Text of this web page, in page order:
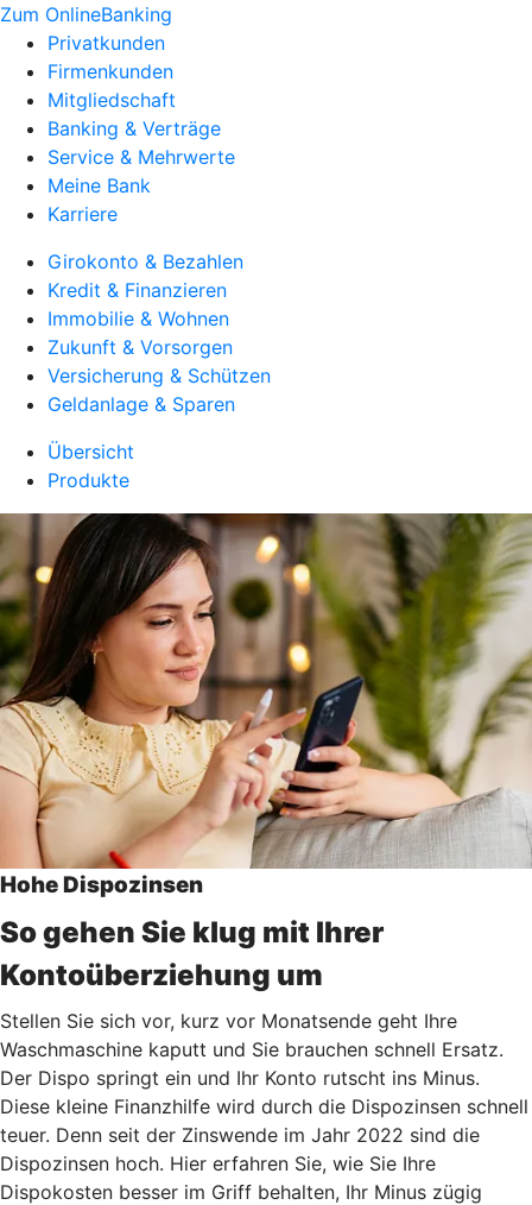
Zum OnlineBanking
Privatkunden
Firmenkunden
Mitgliedschaft
Banking & Verträge
Service & Mehrwerte
Meine Bank
Karriere
Girokonto & Bezahlen
Kredit & Finanzieren
Immobilie & Wohnen
Zukunft & Vorsorgen
Versicherung & Schützen
Geldanlage & Sparen
Übersicht
Produkte
Hohe Dispozinsen
So gehen Sie klug mit Ihrer
Kontoüberziehung um
Stellen Sie sich vor, kurz vor Monatsende geht Ihre
Waschmaschine kaputt und Sie brauchen schnell Ersatz.
Der Dispo springt ein und Ihr Konto rutscht ins Minus.
Diese kleine Finanzhilfe wird durch die Dispozinsen schnell
teuer. Denn seit der Zinswende im Jahr 2022 sind die
Dispozinsen hoch. Hier erfahren Sie, wie Sie Ihre
Dispokosten besser im Griff behalten, Ihr Minus zügig